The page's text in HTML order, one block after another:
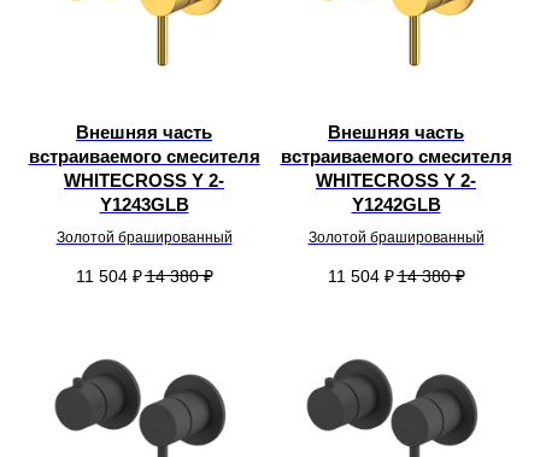
Внешняя часть
встраиваемого смесителя
WHITECROSS Y 2-
Y1243GLB
Золотой брашированный
11 504 ₽14 380 ₽
Внешняя часть
встраиваемого смесителя
WHITECROSS Y 2-
Y1242GLB
Золотой брашированный
11 504 ₽14 380 ₽